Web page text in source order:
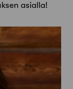
asialla!